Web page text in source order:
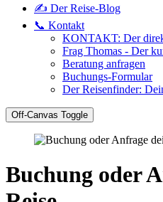
✍️ Der Reise-Blog
📞 Kontakt
KONTAKT: Der
Frag Thomas - Der
Beratung anfragen
Buchungs-Formular
Der Reisenfinder:
Off-Canvas Toggle
Buchung oder